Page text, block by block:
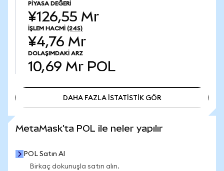
PIYASA DEĞERI
¥126,55 Mr
İŞLEM HACMI (24S)
¥4,76 Mr
DOLAŞIMDAKI ARZ
10,69 Mr POL
DAHA FAZLA İSTATİSTİK GÖR
MetaMask'ta POL ile neler yapılır
POL Satın Al
Birkaç dokunuşla satın alın.